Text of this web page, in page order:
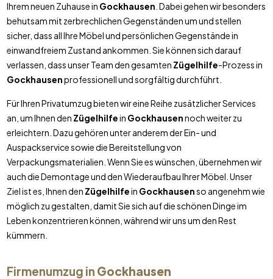
Ihrem neuen Zuhause in Gockhausen . Dabei gehen wir besonders
behutsam mit zerbrechlichen Gegenständen um und stellen
sicher, dass all Ihre Möbel und persönlichen Gegenstände in
einwandfreiem Zustand ankommen. Sie können sich darauf
verlassen, dass unser Team den gesamten Zügelhilfe-Prozess in
Gockhausenprofessionell und sorgfältig durchführt.
Für Ihren Privatumzug bieten wir eine Reihe zusätzlicher Services
an, um Ihnen den Zügelhilfein Gockhausennoch weiter zu
erleichtern. Dazu gehören unter anderem der Ein- und
Auspackservice sowie die Bereitstellung von
Verpackungsmaterialien. Wenn Sie es wünschen, übernehmen wir
auch die Demontage und den Wiederaufbau Ihrer Möbel. Unser
Ziel ist es, Ihnen den Zügelhilfein Gockhausenso angenehm wie
möglich zu gestalten, damit Sie sich auf die schönen Dinge im
Leben konzentrieren können, während wir uns um den Rest
kümmern.
Firmenumzug in Gockhausen